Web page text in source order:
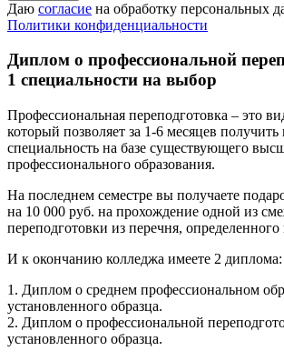
Даю согласие на обработку персональных
Политики конфиденциальности
Диплом о профессиональной
1 специальности на выбор
Профессиональная переподготовка – это
который позволяет за 1-6 месяцев
специальность на базе существующего
профессионального образования.
На последнем семестре вы получаете
на 10 000 руб. на прохождение одной из
переподготовки из перечня, определенного
И к окончанию колледжа имеете 2 диплома:
1. Диплом о среднем профессиональном
установленного образца.
2. Диплом о профессиональной
установленного образца.